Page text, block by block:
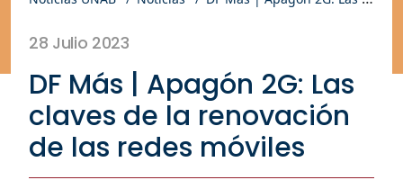
28 Julio 2023
DF Más | Apagón 2G: Las
claves de la renovación
de las redes móviles